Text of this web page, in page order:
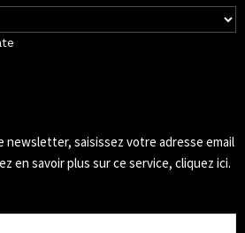
newsletter, saisissez votre adresse email
en savoir plus sur ce service, cliquez ici.